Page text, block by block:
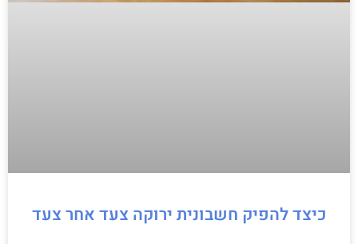
כיצד להפיק חשבונית ירוקה צעד אחר צעד